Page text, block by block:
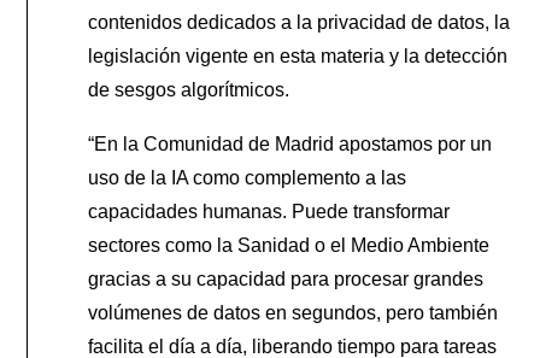
contenidos dedicados a la privacidad de datos, la
legislación vigente en esta materia y la detección
de sesgos algorítmicos.
“En la Comunidad de Madrid apostamos por un
uso de la IA como complemento a las
capacidades humanas. Puede transformar
sectores como la Sanidad o el Medio Ambiente
gracias a su capacidad para procesar grandes
volúmenes de datos en segundos, pero también
facilita el día a día, liberando tiempo para tareas